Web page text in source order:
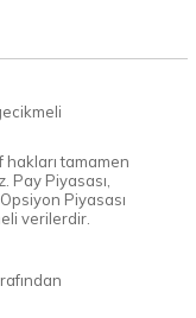
hakları tamamen
Pay Piyasası,
Piyasası
verilerdir.